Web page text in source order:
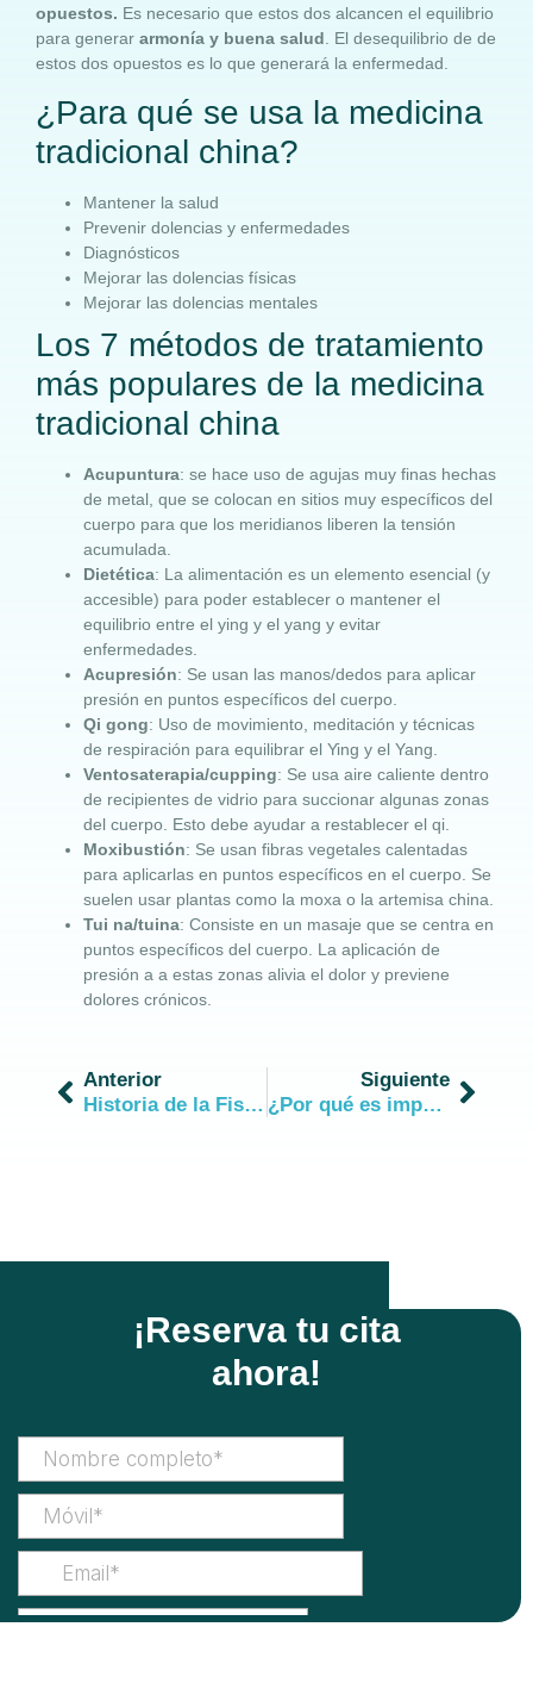
opuestos. Es necesario que estos dos alcancen el equilibrio
para generar armonía y buena salud . El desequilibrio de de
estos dos opuestos es lo que generará la enfermedad.
¿Para qué se usa la medicina
tradicional china?
Mantener la salud
Prevenir dolencias y enfermedades
Diagnósticos
Mejorar las dolencias físicas
Mejorar las dolencias mentales
Los 7 métodos de tratamiento
más populares de la medicina
tradicional china
Acupuntura: se hace uso de agujas muy finas hechas
de metal, que se colocan en sitios muy específicos del
cuerpo para que los meridianos liberen la tensión
acumulada.
Dietética: La alimentación es un elemento esencial (y
accesible) para poder establecer o mantener el
equilibrio entre el ying y el yang y evitar
enfermedades.
Acupresión: Se usan las manos/dedos para aplicar
presión en puntos específicos del cuerpo.
Qi gong: Uso de movimiento, meditación y técnicas
de respiración para equilibrar el Ying y el Yang.
Ventosaterapia/cupping: Se usa aire caliente dentro
de recipientes de vidrio para succionar algunas zonas
del cuerpo. Esto debe ayudar a restablecer el qi.
Moxibustión: Se usan fibras vegetales calentadas
para aplicarlas en puntos específicos en el cuerpo. Se
suelen usar plantas como la moxa o la artemisa china.
Tui na/tuina: Consiste en un masaje que se centra en
puntos específicos del cuerpo. La aplicación de
presión a a estas zonas alivia el dolor y previene
dolores crónicos.
Anterior
Historia de la Fisioterapia (II)
Siguiente
¿Por qué es importante la fisioterapia en niños?
¡Reserva tu cita
ahora!